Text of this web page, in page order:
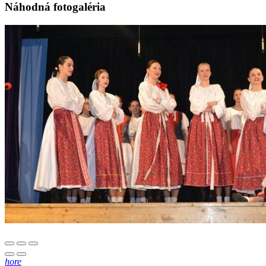
Náhodná fotogaléria
hore